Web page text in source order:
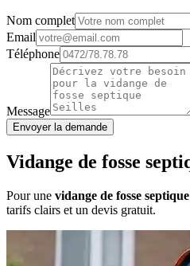
Nom complet
Email
Téléphone
Message
Envoyer la demande
Vidange de fosse
Pour une vidange de fosse
tarifs clairs et un devis gratuit.